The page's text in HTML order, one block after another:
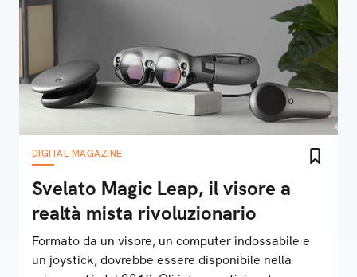
DIGITAL MAGAZINE
Svelato Magic Leap, il visore a
realtà mista rivoluzionario
Formato da un visore, un computer indossabile e
un joystick, dovrebbe essere disponibile nella